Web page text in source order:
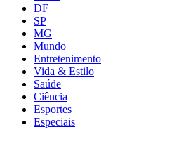
DF
SP
MG
Mundo
Entretenimento
Vida & Estilo
Saúde
Ciência
Esportes
Especiais